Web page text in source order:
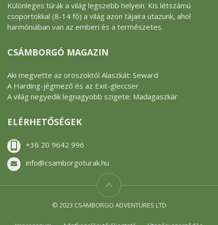
Különleges túrák a világ legszebb helyein. Kis létszámú
csoportokkal (8-14 fő) a világ azon tájaira utazunk, ahol
harmóniában van az emberi és a természetes.
CSÁMBORGÓ MAGAZIN
Aki megvette az oroszoktól Alaszkát: Seward
A Harding-jégmező és az Exit-gleccser
A világ negyedik legnagyobb szigete: Madagaszkár
ELÉRHETŐSÉGEK
+36 20 9642 996
info@csamborgoturak.hu
© 2023 CSAMBORGO ADVENTURES LTD